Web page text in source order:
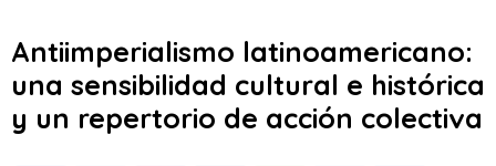
Antiimperialismo latinoamericano:
una sensibilidad cultural e histórica
y un repertorio de acción colectiva